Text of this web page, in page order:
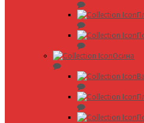
Осина